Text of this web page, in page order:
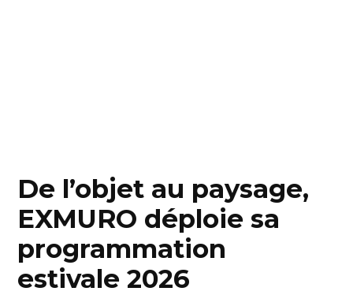
De l’objet au paysage,
EXMURO déploie sa
programmation
estivale 2026